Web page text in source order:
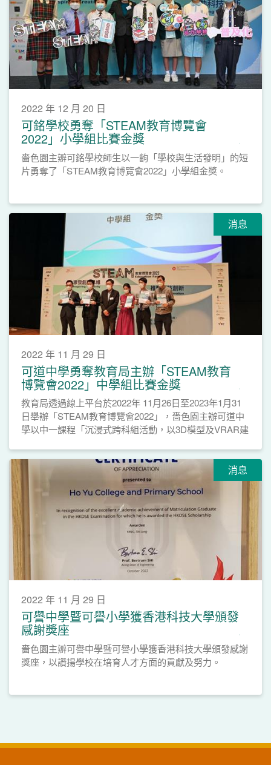
2022 年 12 月 20 日
可銘學校勇奪「STEAM教育博覽會
2022」小學組比賽金獎
嗇色園主辧可銘學校師生以一齣「學校與生活發明」的短
片勇奪了「STEAM教育博覽會2022」小學組金獎。
消息
2022 年 11 月 29 日
可道中學勇奪教育局主辦「STEAM教育
博覽會2022」中學組比賽金獎
教育局透過線上平台於2022年 11月26日至2023年1月31
日舉辦「STEAM教育博覽會2022」，嗇色園主辦可道中
學以中一課程「沉浸式跨科組活動，以3D模型及VRAR建
消息
2022 年 11 月 29 日
可譽中學暨可譽小學獲香港科技大學頒發
感謝獎座
嗇色園主辧可譽中學暨可譽小學獲香港科技大學頒發感謝
獎座，以讚揚學校在培育人才方面的貢獻及努力。